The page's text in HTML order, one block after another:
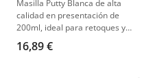
Masilla Putty Blanca de alta
calidad en presentación de
200ml, ideal para retoques y
modelado. Excelente adherencia
y fácil aplicación.
16,89 €